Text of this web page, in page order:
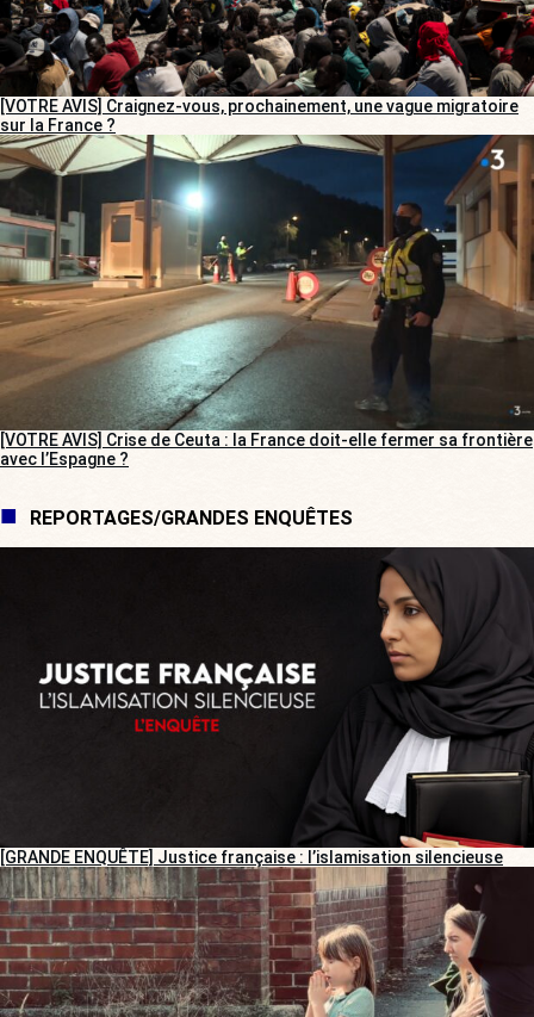
[VOTRE AVIS] Craignez-vous, prochainement, une vague migratoire
sur la France ?
[VOTRE AVIS] Crise de Ceuta : la France doit-elle fermer sa frontière
avec l’Espagne ?
REPORTAGES/GRANDES ENQUÊTES
[GRANDE ENQUÊTE] Justice française : l’islamisation silencieuse